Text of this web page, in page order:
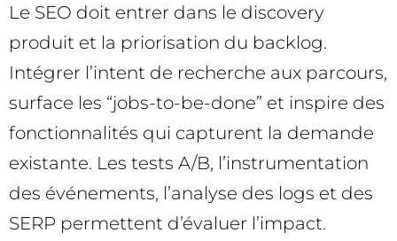
Le SEO doit entrer dans le discovery
produit et la priorisation du backlog.
Intégrer l’intent de recherche aux parcours,
surface les “jobs-to-be-done” et inspire des
fonctionnalités qui capturent la demande
existante. Les tests A/B, l’instrumentation
des événements, l’analyse des logs et des
SERP permettent d’évaluer l’impact.